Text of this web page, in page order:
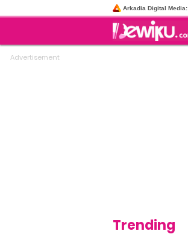
Arkadia Digital Media:
Trending